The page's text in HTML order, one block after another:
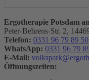
Ergotherapie Potsdam
Peter-Behrens-Str. 2,
Telefon: 0331 96 79 89 50
WhatsApp: 0331 96 79
E-Mail:
Öffnungszeiten: